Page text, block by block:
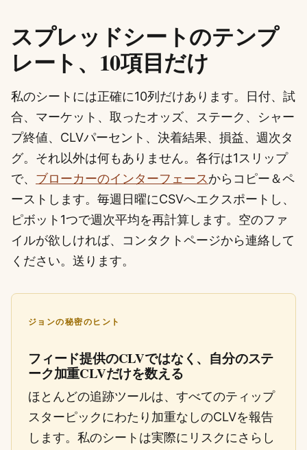
スプレッドシートのテンプ
レート、10項目だけ
私のシートには正確に10列だけあります。日付、試
合、マーケット、取ったオッズ、ステーク、シャー
プ終値、CLVパーセント、決着結果、損益、週次タ
グ。それ以外は何もありません。各行は1スリップ
で、 ブローカーのインターフェースからコピー＆ペ
ーストします。毎週日曜にCSVへエクスポートし、
ピボット1つで週次平均を再計算します。空のファ
イルが欲しければ、コンタクトページから連絡して
ください。送ります。
ジョンの秘密のヒント
フィード提供のCLVではなく、自分のステ
ーク加重CLVだけを数える
ほとんどの追跡ツールは、すべてのティップ
スターピックにわたり加重なしのCLVを報告
します。私のシートは実際にリスクにさらし